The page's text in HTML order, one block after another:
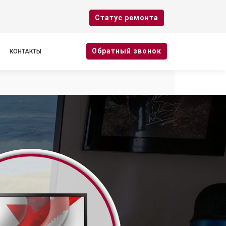
Cтатус ремонта
КОНТАКТЫ Oбратный звонок